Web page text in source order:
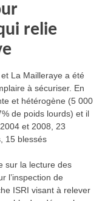
relie
La Mailleraye a été
à sécuriser. En
et hétérogène (5 000
de poids lourds) et il
et 2008, 23
15 blessés
sur la lecture des
l’inspection de
ISRI visant à relever